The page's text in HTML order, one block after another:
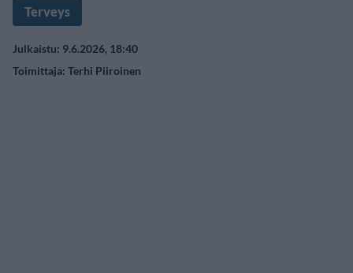
Terveys
Julkaistu: 9.6.2026, 18:40
Toimittaja: Terhi Piiroinen